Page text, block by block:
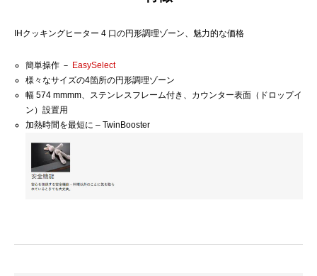
IHクッキングヒーター 4 口の円形調理ゾーン、魅力的な価格
簡単操作 － EasySelect
様々なサイズの4箇所の円形調理ゾーン
幅 574 mmmm、ステンレスフレーム付き、カウンター表面（ドロップイ
ン）設置用
加熱時間を最短に – TwinBooster